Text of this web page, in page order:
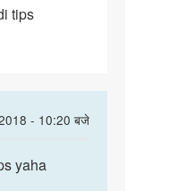
tips
- 10:20 बजे
yaha